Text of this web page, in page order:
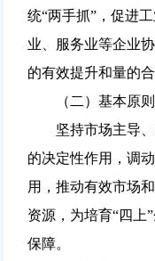
统“两手抓”，促进
业、服务业等企业
的有效提升和量的
（二）基本原则
坚持市场主导、
的决定性作用，调
用，推动有效市场
资源，为培育“四上
保障。